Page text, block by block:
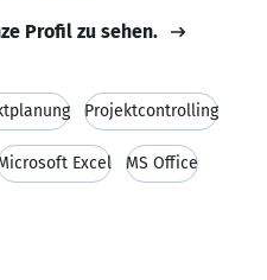
Profil zu sehen.
Projektcontrolling
Excel MS Office